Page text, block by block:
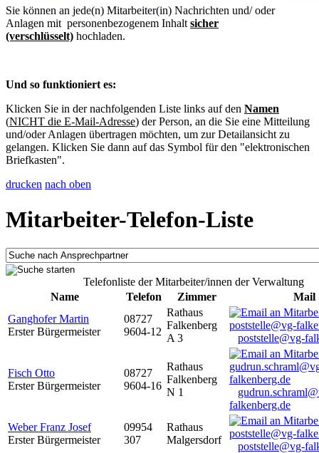
Sie können an jede(n) Mitarbeiter(in) Nachrichten und/ oder
Anlagen mit personenbezogenem Inhalt sicher
(verschlüsselt) hochladen.
Und so funktioniert es:
Klicken Sie in der nachfolgenden Liste links auf den Namen
(NICHT die E-Mail-Adresse) der Person, an die Sie eine Mitteilung
und/oder Anlagen übertragen möchten, um zur Detailansicht zu
gelangen. Klicken Sie dann auf das Symbol für den "elektronischen
Briefkasten".
drucken nach oben
Mitarbeiter-Telefon-Liste
Telefonliste der Mitarbeiter/innen der Verwaltung
Name
Telefon Zimmer
Mail
Ganghofer Martin
Erster Bürgermeister
08727
9604-12
Rathaus
Falkenberg
A 3
poststelle@vg-
Fisch Otto
Erster Bürgermeister
08727
9604-16
Rathaus
Falkenberg
N 1
falkenberg.de
Weber Franz Josef
Erster Bürgermeister
09954
307
Rathaus
Malgersdorf
poststelle@vg-